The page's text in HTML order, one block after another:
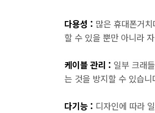
다용성 : 많은 휴대폰거
할 수 있을 뿐만 아니라
케이블 관리 : 일부 크래
는 것을 방지할 수 있습니
다기능 : 디자인에 따라